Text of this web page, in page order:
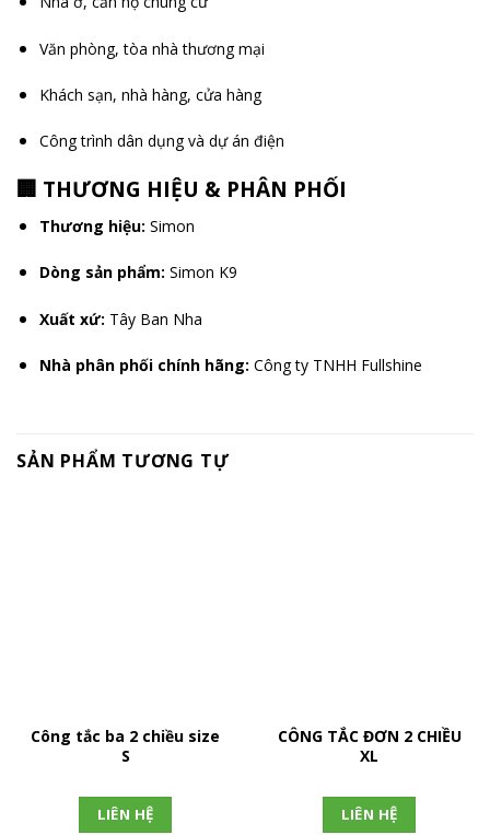
Văn phòng, tòa nhà thương mại
Khách sạn, nhà hàng, cửa hàng
Công trình dân dụng và dự án điện
🏢 THƯƠNG HIỆU & PHÂN PHỐI
Thương hiệu: Simon
Dòng sản phẩm: Simon K9
Xuất xứ: Tây Ban Nha
Nhà phân phối chính hãng: Công ty TNHH Fullshine
SẢN PHẨM TƯƠNG TỰ
Công tắc ba 2 chiều size
S
LIÊN HỆ
CÔNG TẮC ĐƠN 2 CHIỀU
XL
LIÊN HỆ